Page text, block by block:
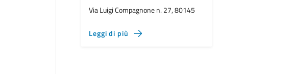
Via Luigi Compagnone n. 27, 80145
Leggi di più